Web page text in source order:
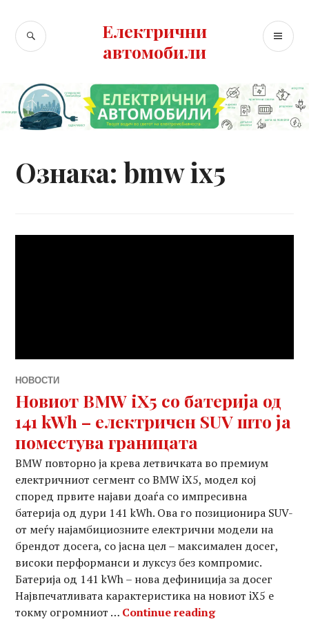
content
Електрични
автомобили
SEARCH
Ознака:bmw ix5
НОВОСТИ
Новиот BMW iX5 со батерија од
141 kWh – електричен SUV што ја
поместува границата
BMW повторно ја крева летвичката во премиум
електричниот сегмент со BMW iX5, модел кој
според првите најави доаѓа со импресивна
батерија од дури 141 kWh. Ова го позиционира SUV-
от меѓу најамбициозните електрични модели на
брендот досега, со јасна цел – максимален досег,
високи перформанси и луксуз без компромис.
Батерија од 141 kWh – нова дефиниција за досег
Највпечатливата карактеристика на новиот iX5 е
токму огромниот … Continue readingНовиот BMW